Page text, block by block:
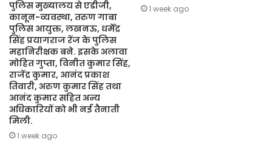
पुलिस मुख्यालय से एडीजी,
कानून-व्यवस्था, तरुण गाबा
पुलिस आयुक्त, लखनऊ, धर्मेंद्र
सिंह प्रयागराज रेंज के पुलिस
महानिरीक्षक बने. इसके अलावा
मोहित गुप्ता, विनीत कुमार सिंह,
राजेंद्र कुमार, आनंद प्रकाश
तिवारी, अरुण कुमार सिंह तथा
आनंद कुमार सहित अन्य
अधिकारियों को भी नई तैनाती
मिली.
1 week ago
1 week ago